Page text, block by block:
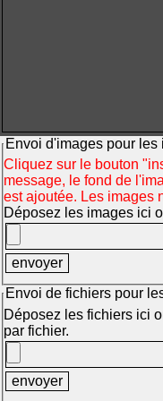
Envoi d'images pour
Cliquez sur le bouton
message, le fond de
est ajoutée. Les images
Déposez les images ici
Envoi de fichiers pour
Déposez les fichiers ici
par fichier.